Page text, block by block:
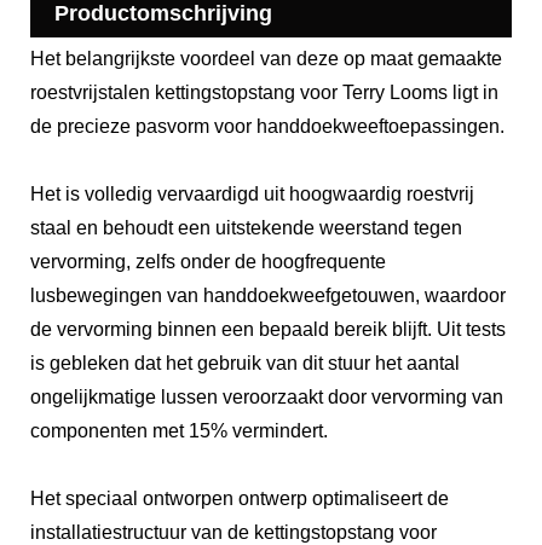
Productomschrijving
Het belangrijkste voordeel van deze op maat gemaakte
roestvrijstalen kettingstopstang voor Terry Looms ligt in
de precieze pasvorm voor handdoekweeftoepassingen.
Het is volledig vervaardigd uit hoogwaardig roestvrij
staal en behoudt een uitstekende weerstand tegen
vervorming, zelfs onder de hoogfrequente
lusbewegingen van handdoekweefgetouwen, waardoor
de vervorming binnen een bepaald bereik blijft. Uit tests
is gebleken dat het gebruik van dit stuur het aantal
ongelijkmatige lussen veroorzaakt door vervorming van
componenten met 15% vermindert.
Het speciaal ontworpen ontwerp optimaliseert de
installatiestructuur van de kettingstopstang voor